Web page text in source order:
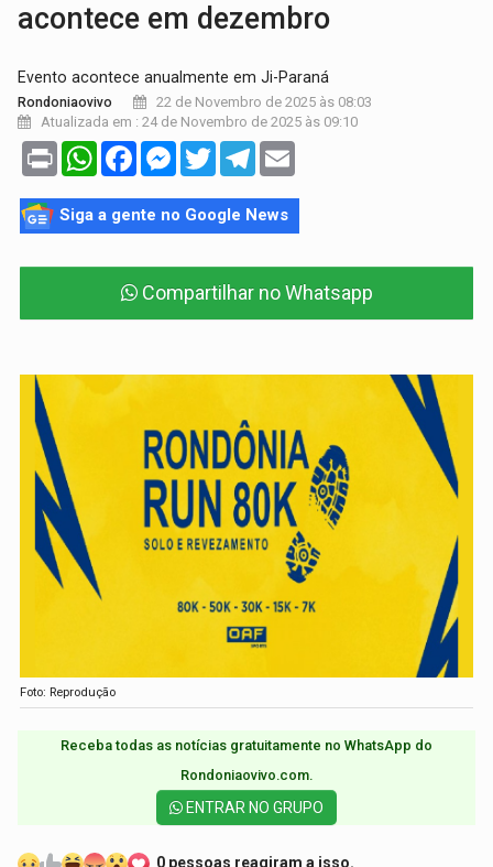
acontece em dezembro
Evento acontece anualmente em Ji-Paraná
Rondoniaovivo
22 de Novembro de 2025 às 08:03
Atualizada em : 24 de Novembro de 2025 às 09:10
Print WhatsAppFacebookMessenger
TwitterTelegram
Siga a gente no Google News
Compartilhar no Whatsapp
Foto: Reprodução
Receba todas as notícias gratuitamente no WhatsApp do
Rondoniaovivo.com.​
ENTRAR NO GRUPO
0 pessoas reagiram a isso.